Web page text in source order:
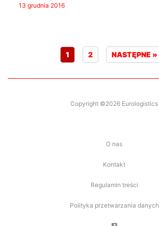
13 grudnia 2016
1 2 NASTĘPNE »
Copyright ©2026 Eurologistics
O nas
Kontakt
Regulamin treści
Polityka przetwarzania danych